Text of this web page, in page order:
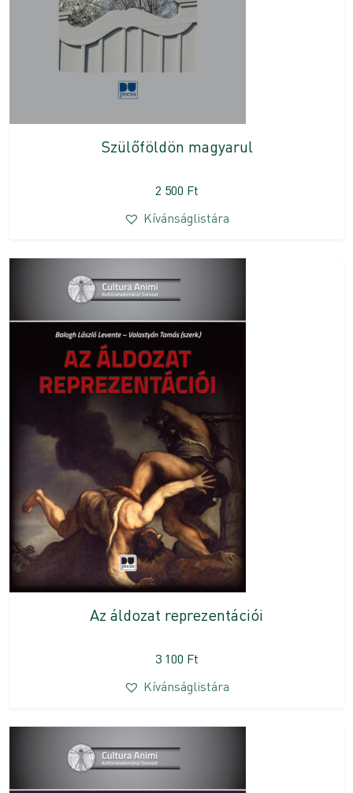
Szülőföldön magyarul
2 500 Ft
Kívánságlistára
Az áldozat reprezentációi
3 100 Ft
Kívánságlistára